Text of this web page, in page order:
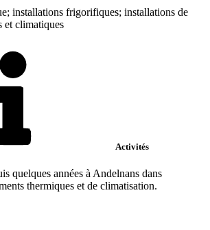
installations frigorifiques; installations de
et climatiques
Activités
quelques années à Andelnans dans
thermiques et de climatisation.